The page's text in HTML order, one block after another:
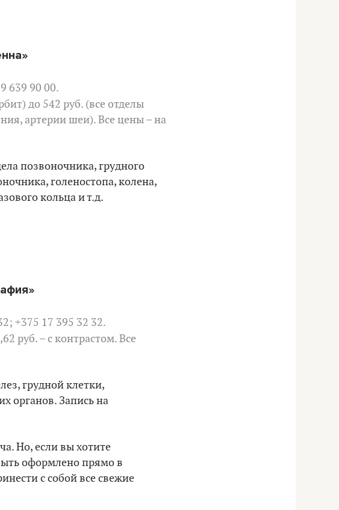
639 90 00.
до 542 руб. (все отделы
артерии шеи). Все цены – на
позвоночника, грудного
голеностопа, колена,
кольца и т.д.
+375 17 395 32 32.
руб. – с контрастом. Все
грудной клетки,
органов. Запись на
Но, если вы хотите
оформлено прямо в
с собой все свежие